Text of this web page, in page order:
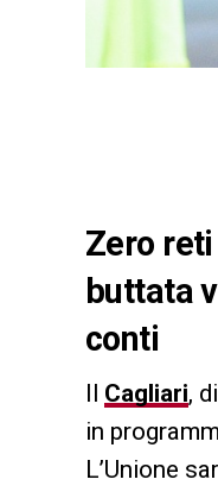
Zero
buttata
conti
Cagliari,
in
L’Unione